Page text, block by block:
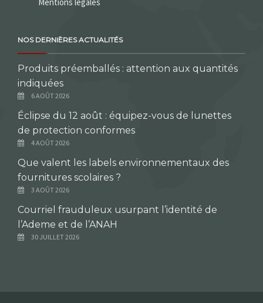
NOS DERNIÈRES ACTUALITÉS
Produits préemballés : attention aux quantités
indiquées
6 AOÛT 2026
Éclipse du 12 août : équipez-vous de lunettes
de protection conformes
4 AOÛT 2026
Que valent les labels environnementaux des
fournitures scolaires ?
3 AOÛT 2026
Courriel frauduleux usurpant l’identité de
l’Ademe et de l’ANAH
30 JUILLET 2026